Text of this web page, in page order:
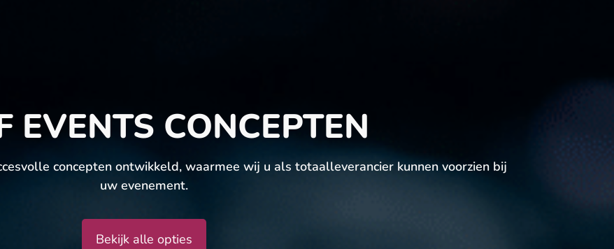
EVENTS CONCEPTEN
concepten ontwikkeld, waarmee wij u als totaalleverancier kunnen voorzien bij
uw evenement.
Bekijk alle opties